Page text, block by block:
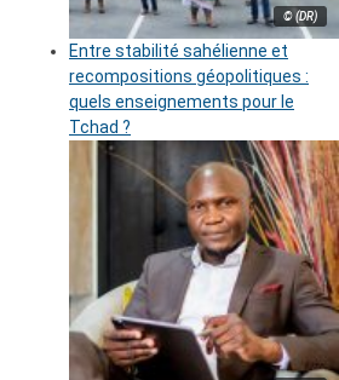
© (DR)
Entre stabilité sahélienne et
recompositions géopolitiques :
quels enseignements pour le
Tchad ?